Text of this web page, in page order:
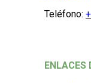
Teléfono:
ENLACES